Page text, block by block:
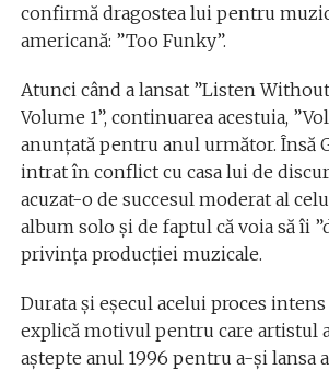
confirmă dragostea lui pentru
americană: ”Too Funky”.
Atunci când a lansat ”Listen
Volume 1”, continuarea acestuia,
anunţată pentru anul următor. Însă
intrat în conflict cu casa lui de
acuzat-o de succesul moderat al
album solo şi de faptul că voia să îi
privinţa producţiei muzicale.
Durata şi eşecul acelui proces
explică motivul pentru care artistul
aştepte anul 1996 pentru a-şi lansa